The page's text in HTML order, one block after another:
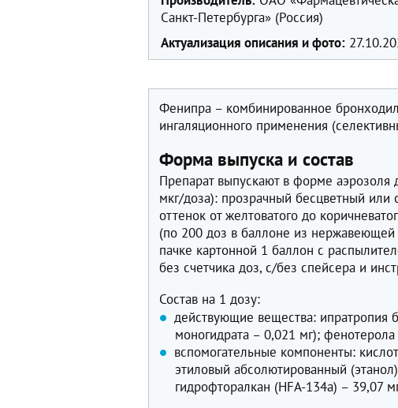
Санкт-Петербурга» (Россия)
Актуализация описания и фото:
Фенипра – комбинированное
ингаляционного применения
Форма выпуска и состав
Препарат выпускают в форме аэрозоля
мкг/доза): прозрачный бесцветный
оттенок от желтоватого до
(по 200 доз в баллоне из
пачке картонной 1 баллон с
без счетчика доз, с/без спейсера и
Состав на 1 дозу:
действующие вещества: ипратропия
моногидрата – 0,021 мг);
вспомогательные компоненты:
этиловый абсолютированный
гидрофторалкан (HFA-134a) – 39,07